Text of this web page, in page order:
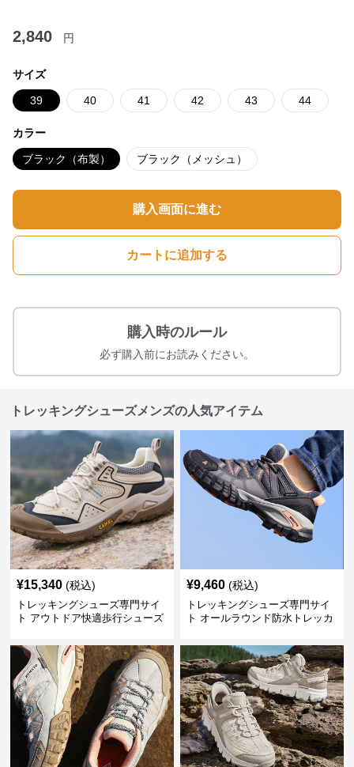
2,840 円
サイズ
39 40 41 42 43 44
カラー
ブラック（布製） ブラック（メッシュ）
購入画面に進む
カートに追加する
購入時のルール
必ず購入前にお読みください。
トレッキングシューズメンズの人気アイテム
¥15,340 (税込)
トレッキングシューズ専門サイ
ト アウトドア快適歩行シューズ
¥9,460 (税込)
トレッキングシューズ専門サイ
ト オールラウンド防水トレッカ